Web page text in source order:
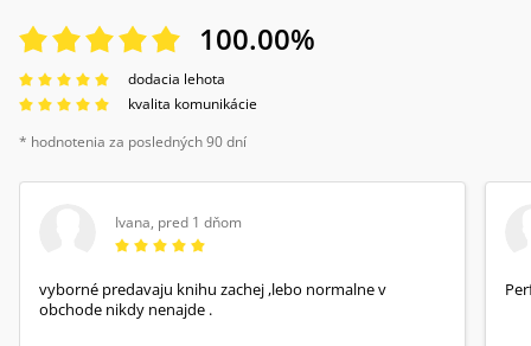
100.00%
dodacia lehota
kvalita komunikácie
* hodnotenia za posledných 90 dní
Ivana, pred 1 dňom
vyborné predavaju knihu zachej ,lebo normalne v
obchode nikdy nenajde .